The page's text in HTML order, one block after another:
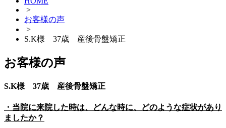
>
お客様の声
>
S.K様 37歳 産後骨盤矯正
お客様の声
S.K様 37歳 産後骨盤矯正
・当院に来院した時は、どんな時に、どのような症状があり
ましたか？